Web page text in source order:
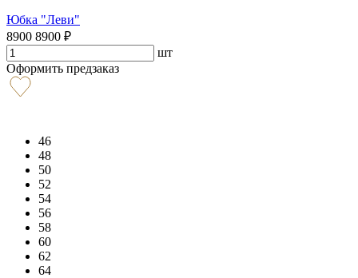
Юбка "Леви"
8900 8900 ₽
шт
Оформить предзаказ
46
48
50
52
54
56
58
60
62
64